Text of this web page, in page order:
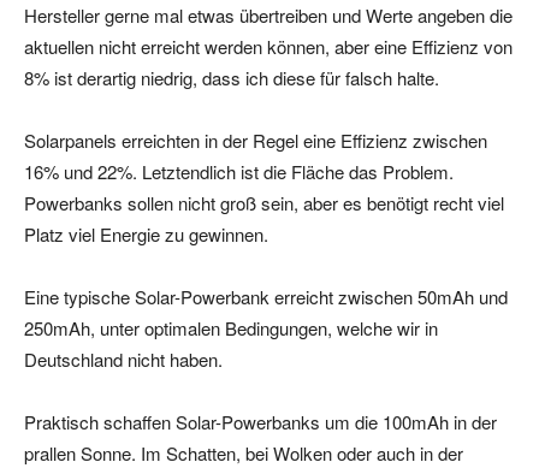
Hersteller gerne mal etwas übertreiben und Werte angeben die
aktuellen nicht erreicht werden können, aber eine Effizienz von
8% ist derartig niedrig, dass ich diese für falsch halte.
Solarpanels erreichten in der Regel eine Effizienz zwischen
16% und 22%. Letztendlich ist die Fläche das Problem.
Powerbanks sollen nicht groß sein, aber es benötigt recht viel
Platz viel Energie zu gewinnen.
Eine typische Solar-Powerbank erreicht zwischen 50mAh und
250mAh, unter optimalen Bedingungen, welche wir in
Deutschland nicht haben.
Praktisch schaffen Solar-Powerbanks um die 100mAh in der
prallen Sonne. Im Schatten, bei Wolken oder auch in der